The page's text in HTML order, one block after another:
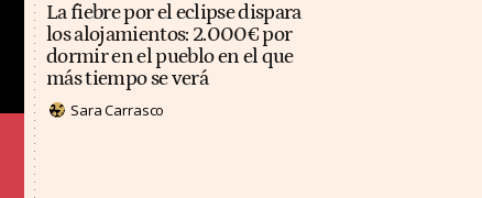
La fiebre por el eclipse dispara
los alojamientos: 2.000€ por
dormir en el pueblo en el que
más tiempo se verá
Sara Carrasco